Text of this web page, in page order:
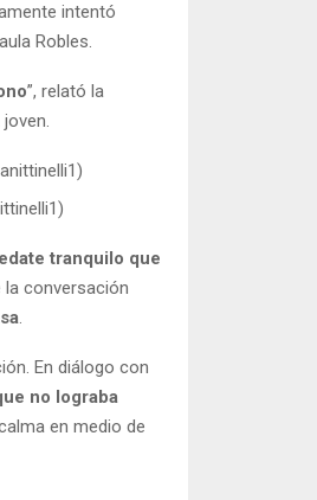
intentó
Robles.
”, relató la
tranquilo que
la conversación
.
En diálogo con
no lograba
en medio de